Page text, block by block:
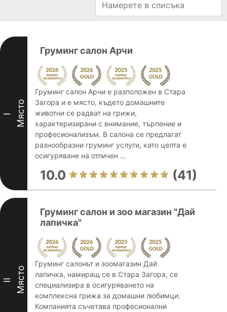
I Място
Груминг салон Арчи
Груминг салон Арчи е разположен в Стара
Загора и е място, където домашните
животни се радват на грижи,
характеризирани с внимание, търпение и
професионализъм. В салона се предлагат
разнообразни груминг услуги, като целта е
осигуряване на отличен ...
10.0 (41)
II Място
Груминг салон и зоо магазин "Дай
лапичка"
Груминг салонът и зоомагазин Дай
лапичка, намиращ се в Стара Загора, се
специализира в осигуряването на
комплексна грижа за домашни любимци.
Компанията съчетава професионални